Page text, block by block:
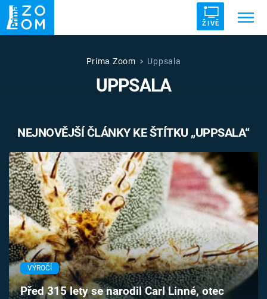
ŽIVĚ
UFO DRUHÁ SVĚTOVÁ VÁLKA
VETŘELCI DÁVNOVĚKU
Témata
Témata
Pořady
TV Program
Časopis
Prima Zoom Uppsala
UPPSALA
NEJNOVĚJŠÍ ČLÁNKY KE ŠTÍTKU „UPPSALA“
VÝROČÍ
Před 315 lety se narodil Carl Linné, otec